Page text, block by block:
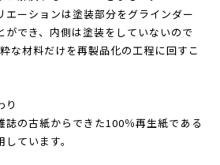
くりである漆塗りのノウハウを持つ協
り解決することができました。
エーションは塗装部分をグラインダー
でき、内側は塗装をしていないので